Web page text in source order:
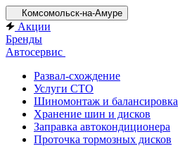
Комсомольск-на-Амуре
Акции
Бренды
Автосервис
Развал-схождение
Услуги СТО
Шиномонтаж и балансировка
Хранение шин и дисков
Заправка автокондиционера
Проточка тормозных дисков